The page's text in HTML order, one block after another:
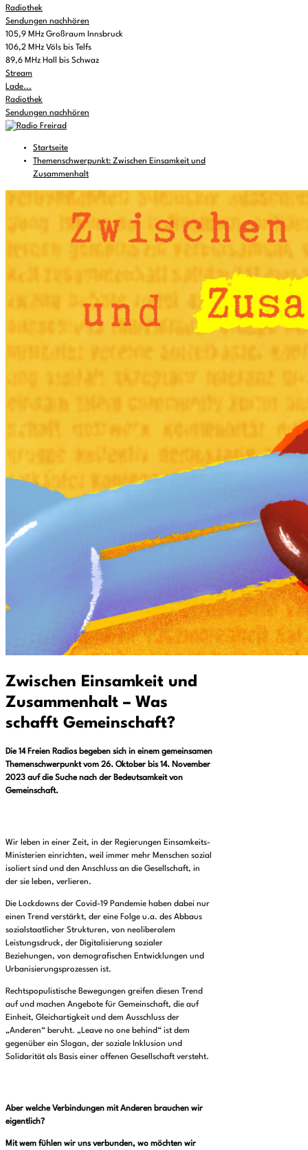
Radiothek
Sendungen nachhören
105,9 MHz Großraum Innsbruck
106,2 MHz Völs bis Telfs
89,6 MHz Hall bis Schwaz
Stream
Lade...
Radiothek
Sendungen nachhören
Startseite
Themenschwerpunkt: Zwischen Einsamkeit und
Zusammenhalt
Zwischen Einsamkeit und
Zusammenhalt – Was
schafft Gemeinschaft?
Die 14 Freien Radios begeben sich in einem gemeinsamen
Themenschwerpunkt vom 26. Oktober bis 14. November
2023 auf die Suche nach der Bedeutsamkeit von
Gemeinschaft.
Wir leben in einer Zeit, in der Regierungen Einsamkeits-
Ministerien einrichten, weil immer mehr Menschen sozial
isoliert sind und den Anschluss an die Gesellschaft, in
der sie leben, verlieren.
Die Lockdowns der Covid-19 Pandemie haben dabei nur
einen Trend verstärkt, der eine Folge u.a. des Abbaus
sozialstaatlicher Strukturen, von neoliberalem
Leistungsdruck, der Digitalisierung sozialer
Beziehungen, von demografischen Entwicklungen und
Urbanisierungsprozessen ist.
Rechtspopulistische Bewegungen greifen diesen Trend
auf und machen Angebote für Gemeinschaft, die auf
Einheit, Gleichartigkeit und dem Ausschluss der
„Anderen“ beruht. „Leave no one behind“ ist dem
gegenüber ein Slogan, der soziale Inklusion und
Solidarität als Basis einer offenen Gesellschaft versteht.
Aber welche Verbindungen mit Anderen brauchen wir
eigentlich?
Mit wem fühlen wir uns verbunden, wo möchten wir